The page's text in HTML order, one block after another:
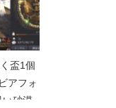
盃1個
アフォ
い砂漠